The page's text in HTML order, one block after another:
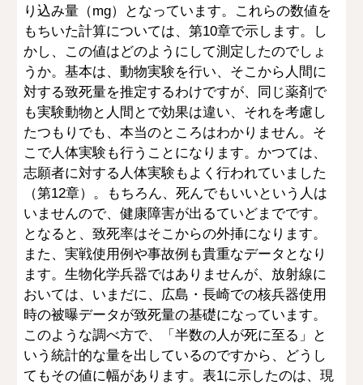
り込み量（mg）となっています。これらの数値を
もちいた計算については、第10章で示します。し
かし、この値はどのようにして測定したのでしょ
うか。基本は、動物実験を行い、そこから人間に
対する致死量を推定するわけですが、同じ薬剤で
も実験動物と人間とで効果は違い、それを考慮し
たつもりでも、本当のところはわかりません。そ
こで人体実験も行うことになります。かつては、
志願者に対する人体実験もよく行われていました
（第12章）。もちろん、死んでもいいという人は
いませんので、健康障害が出るていどまでです。
となると、致死率はそこからの外挿になります。
また、実戦使用例や事故例も貴重なデータとなり
ます。生物化学兵器ではありませんが、放射線に
おいては、いまだに、広島・長崎での核兵器使用
時の被曝データが致死量の基礎になっています。
このような調べ方で、「半数の人が死に至る」と
いう統計的な量を出しているのですから、どうし
てもその値に幅があります。表1に示したのは、現